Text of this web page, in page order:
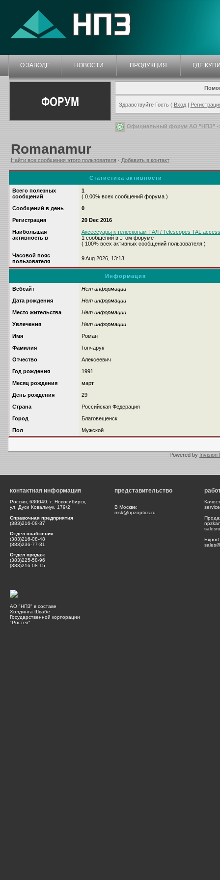
О ЗАВОДЕ НОВОСТИ ПРОДУКЦИЯ ГДЕ
ФОРУМ Здравствуйте Гость ( Вход|
Официальный форум АО "НПЗ"-
Romanamur
Найти все сообщения этого пользователя· Добавить в контакт
Статистика активности
Всего полезных
сообщений
1
( 0.00% всех сообщений форума )
Сообщений в день
0
Регистрация
20 Dec 2016
Наибольшая
активность в
Аксессуары к телескопам ТАЛ / Telescopes TAL
1 сообщений в этом форуме
( 100% всех активных сообщений пользователя )
Часовой пояс
пользователя
9 Aug 2026, 13:13
Информация
Вебсайт
Нет информации
Дата рождения
Нет информации
Место жительства
Нет информации
Увлечения
Нет информации
Имя
Роман
Фамилия
Гончарук
Отчество
Алексеевич
Год рождения
1991
Месяц рождения
март
День рождения
29
Страна
Российская Федерация
Город
Благовещенск
Пол
Мужской
Powered by Invision
контактная информация
Россия, 630049, г. Новосибирск,
ул. Дуси Ковальчук, 179/2
Справочная предприятия
(383)216-08-37
Отдел снабжения
(383)216-08-48
(383)236-77-31
Отдел продаж
(383)225-58-96
(383)216-08-15
представительство
В Москве:
msk@npzoptics.ru
АО "НПЗ" в составе
Холдинга Швабе
Государственной корпорации
"Ростех"